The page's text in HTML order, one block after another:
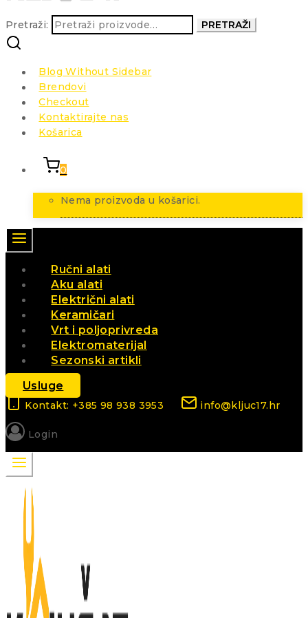
Pretraži: PRETRAŽI
Blog Without Sidebar
Brendovi
Checkout
Kontaktirajte nas
Košarica
0
Nema proizvoda u košarici.
Ručni alati
Aku alati
Električni alati
Keramičari
Vrt i poljoprivreda
Elektromaterijal
Sezonski artikli
Usluge
Kontakt: +385 98 938 3953 info@kljuc17.hr
Login